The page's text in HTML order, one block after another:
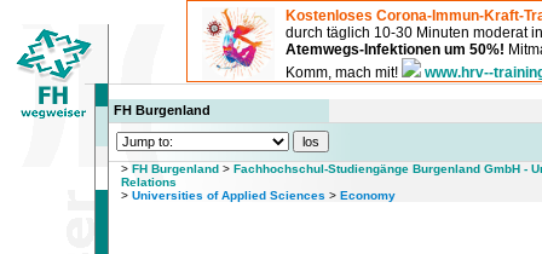
Kostenloses Corona-Immun-Kraft-
durch täglich 10-30 Minuten moderat
Atemwegs-Infektionen um 50%!
Komm, mach mit!
www.hrv--
FH Burgenland
> FH Burgenland > Fachhochschul-Studiengänge Burgenland GmbH -
Relations
> Universities of Applied Sciences > Economy